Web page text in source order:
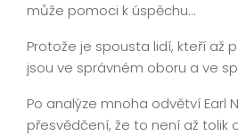
může pomoci k úspěchu…
Protože je spousta lidí, kteří až
jsou ve správném oboru a ve
Po analýze mnoha odvětví Earl
přesvědčení, že to není až tolik